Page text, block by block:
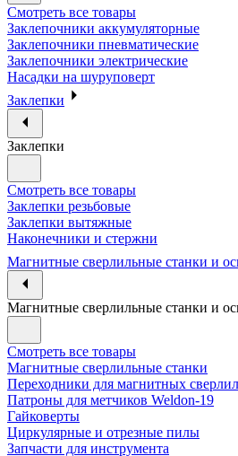
Смотреть все товары
Заклепочники аккумуляторные
Заклепочники пневматические
Заклепочники электрические
Насадки на шуруповерт
Заклепки
Заклепки
Смотреть все товары
Заклепки резьбовые
Заклепки вытяжные
Наконечники и стержни
Магнитные сверлильные станки и
Магнитные сверлильные станки и
Смотреть все товары
Магнитные сверлильные станки
Переходники для магнитных
Патроны для метчиков Weldon-19
Гайковерты
Циркулярные и отрезные пилы
Запчасти для инструмента